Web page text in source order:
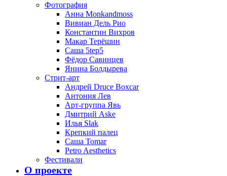
Фотография
Анна Monkandmoss
Вивиан Дель Рио
Константин Вихров
Макар Терёшин
Саша 5tep5
Фёдор Савинцев
Янина Болдырева
Стрит-арт
Андрей Druce Boxcar
Антония Лев
Арт-группа Явь
Дмитрий Aske
Илья Slak
Крепкий палец
Саша Tomar
Petro Aesthetics
Фестивали
О проекте